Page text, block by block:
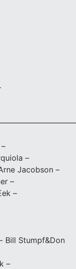
–
Jacobson –
–
–
Bill Stumpf&Don
–